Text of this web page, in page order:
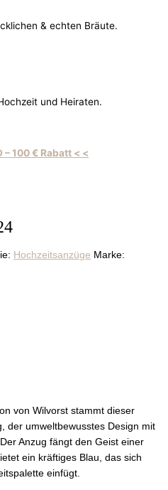
& echten Bräute.
und Heiraten.
– 100 € Rabatt < <
Hochzeitsanzüge Marke:
von Wilvorst stammt dieser
der umweltbewusstes Design mit
Anzug fängt den Geist einer
ein kräftiges Blau, das sich
einfügt.